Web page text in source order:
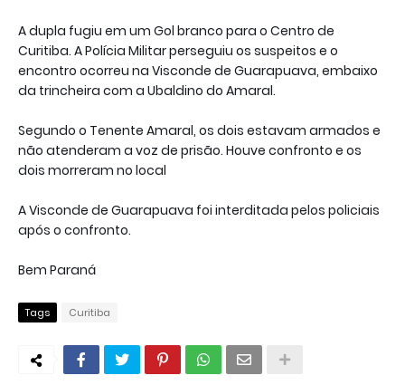
A dupla fugiu em um Gol branco para o Centro de
Curitiba. A Polícia Militar perseguiu os suspeitos e o
encontro ocorreu na Visconde de Guarapuava, embaixo
da trincheira com a Ubaldino do Amaral.
Segundo o Tenente Amaral, os dois estavam armados e
não atenderam a voz de prisão. Houve confronto e os
dois morreram no local
A Visconde de Guarapuava foi interditada pelos policiais
após o confronto.
Bem Paraná
Tags Curitiba